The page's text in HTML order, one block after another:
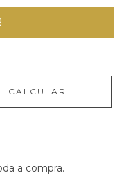
CALCULAR
a compra.